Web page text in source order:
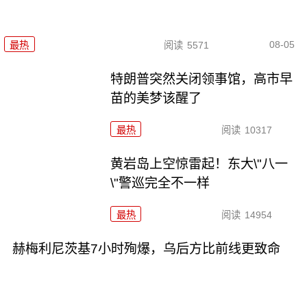
最热 阅读 5571 08-05
特朗普突然关闭领事馆，高市早
苗的美梦该醒了
最热 阅读 10317
黄岩岛上空惊雷起！东大\"八一
\"警巡完全不一样
最热 阅读 14954
赫梅利尼茨基7小时殉爆，乌后方比前线更致命